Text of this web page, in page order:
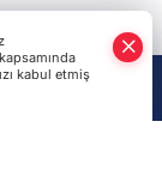
kabul etmiş